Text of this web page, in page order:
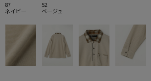
87
ネイビー
52
ベージュ